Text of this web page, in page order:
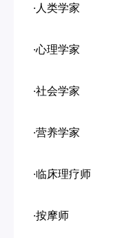
·人类学家
·心理学家
·社会学家
·营养学家
·临床理疗师
·按摩师